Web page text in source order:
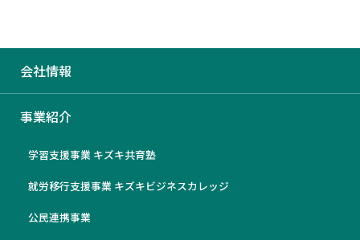
会社情報
事業紹介
学習支援事業 キズキ共育塾
就労移行支援事業 キズキビジネスカレッジ
公民連携事業
ウェブサイト「通信制高校ナ
ビ」に弊社代表・安田のインタ
ビューが掲載されました
（2023/4/20）